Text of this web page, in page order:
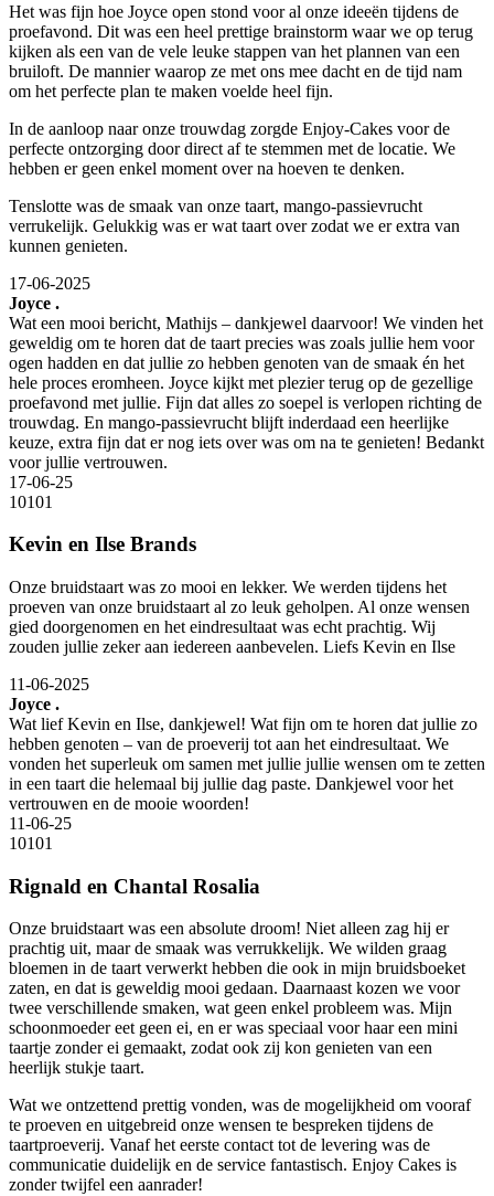
Het was fijn hoe Joyce open stond voor al onze ideeën tijdens de
proefavond. Dit was een heel prettige brainstorm waar we op terug
kijken als een van de vele leuke stappen van het plannen van een
bruiloft. De mannier waarop ze met ons mee dacht en de tijd nam
om het perfecte plan te maken voelde heel fijn.
In de aanloop naar onze trouwdag zorgde Enjoy-Cakes voor de
perfecte ontzorging door direct af te stemmen met de locatie. We
hebben er geen enkel moment over na hoeven te denken.
Tenslotte was de smaak van onze taart, mango-passievrucht
verrukelijk. Gelukkig was er wat taart over zodat we er extra van
kunnen genieten.
17-06-2025
Joyce .
Wat een mooi bericht, Mathijs – dankjewel daarvoor! We vinden het
geweldig om te horen dat de taart precies was zoals jullie hem voor
ogen hadden en dat jullie zo hebben genoten van de smaak én het
hele proces eromheen. Joyce kijkt met plezier terug op de gezellige
proefavond met jullie. Fijn dat alles zo soepel is verlopen richting de
trouwdag. En mango-passievrucht blijft inderdaad een heerlijke
keuze, extra fijn dat er nog iets over was om na te genieten! Bedankt
voor jullie vertrouwen.
17-06-25
10101
Kevin en Ilse Brands
Onze bruidstaart was zo mooi en lekker. We werden tijdens het
proeven van onze bruidstaart al zo leuk geholpen. Al onze wensen
gied doorgenomen en het eindresultaat was echt prachtig. Wij
zouden jullie zeker aan iedereen aanbevelen. Liefs Kevin en Ilse
11-06-2025
Joyce .
Wat lief Kevin en Ilse, dankjewel! Wat fijn om te horen dat jullie zo
hebben genoten – van de proeverij tot aan het eindresultaat. We
vonden het superleuk om samen met jullie jullie wensen om te zetten
in een taart die helemaal bij jullie dag paste. Dankjewel voor het
vertrouwen en de mooie woorden!
11-06-25
10101
Rignald en Chantal Rosalia
Onze bruidstaart was een absolute droom! Niet alleen zag hij er
prachtig uit, maar de smaak was verrukkelijk. We wilden graag
bloemen in de taart verwerkt hebben die ook in mijn bruidsboeket
zaten, en dat is geweldig mooi gedaan. Daarnaast kozen we voor
twee verschillende smaken, wat geen enkel probleem was. Mijn
schoonmoeder eet geen ei, en er was speciaal voor haar een mini
taartje zonder ei gemaakt, zodat ook zij kon genieten van een
heerlijk stukje taart.
Wat we ontzettend prettig vonden, was de mogelijkheid om vooraf
te proeven en uitgebreid onze wensen te bespreken tijdens de
taartproeverij. Vanaf het eerste contact tot de levering was de
communicatie duidelijk en de service fantastisch. Enjoy Cakes is
zonder twijfel een aanrader!